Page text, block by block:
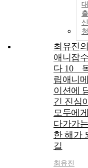
대
출
신
청
최유진의
애니잡수
다 10 _
립애니메
이션에
긴 진심
모두에게
다가가는
한 해가
길
최유진